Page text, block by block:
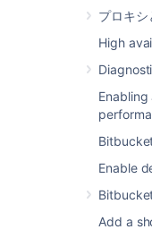
プロキ
High
Enable
Add a
. For
Jira can
linked issue.
are:
ブランチ
コミット
プル リ
プル リ
configuration